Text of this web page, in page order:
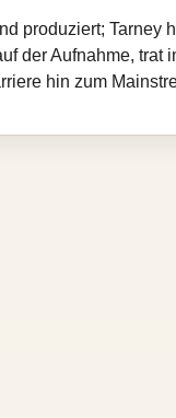
produziert;
der Aufnahme,
hin zum